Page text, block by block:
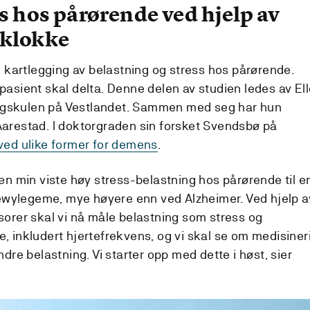
hos pårørende ved hjelp av
av belastning og stress hos pårørende.
skal delta. Denne delen av studien ledes av
på Vestlandet. Sammen med seg har hun
I doktorgraden sin forsket Svendsbø på
ulike former for demens.
min viste høy stress-belastning hos pårørende til
mye høyere enn ved Alzheimer. Ved hjelp
skal vi nå måle belastning som stress og
inkludert hjertefrekvens, og vi skal se om
belastning. Vi starter opp med dette i høst, sier